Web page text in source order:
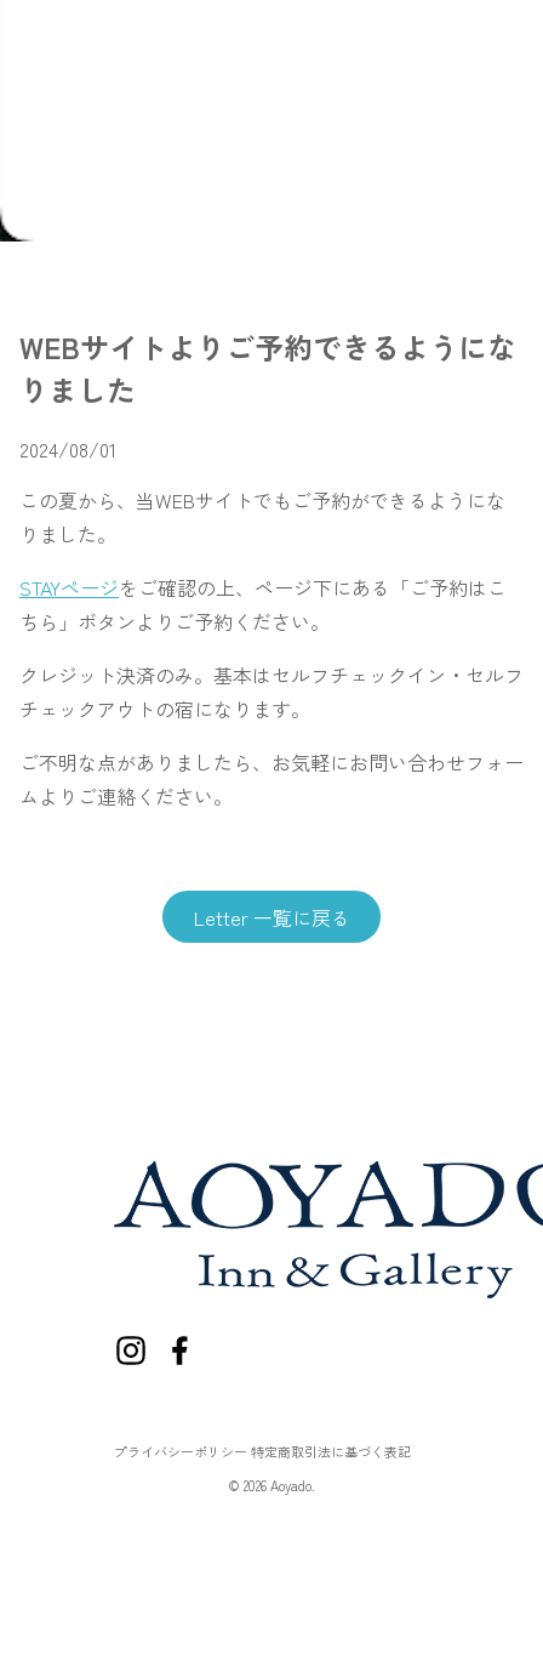
WEBサイトよりご予約できるようにな
りました
2024/08/01
この夏から、当WEBサイトでもご予約ができるようにな
りました。
STAYページをご確認の上、ページ下にある「ご予約はこ
ちら」ボタンよりご予約ください。
クレジット決済のみ。基本はセルフチェックイン・セルフ
チェックアウトの宿になります。
ご不明な点がありましたら、お気軽にお問い合わせフォー
ムよりご連絡ください。
Letter 一覧に戻る
プライバシーポリシー 特定商取引法に基づく表記
© 2026 Aoyado.